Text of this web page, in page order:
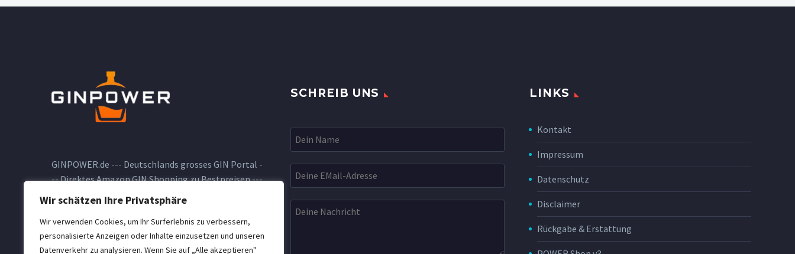
Wir schätzen Ihre Privatsphäre
Wir verwenden Cookies, um Ihr Surferlebnis zu verbessern,
personalisierte Anzeigen oder Inhalte einzusetzen und unseren
Datenverkehr zu analysieren. Wenn Sie auf „Alle akzeptieren"
GINPOWER.de --- Deutschlands grosses GIN Portal -
-- Direktes Amazon GIN Shopping zu Bestpreisen ---
GIN Blog --- GIN Testberichte --- und vieles andere
SCHREIB UNS LINKS
Kontakt
Impressum
Datenschutz
Disclaimer
Rückgabe & Erstattung